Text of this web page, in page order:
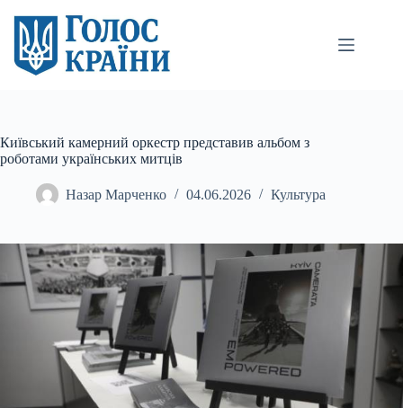
вмісту
Київський камерний оркестр представив альбом з
роботами українських митців
Назар Марченко 04.06.2026 Культура